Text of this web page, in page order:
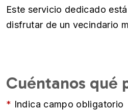
Este servicio dedicado
disfrutar de un vecindario
Cuéntanos qué
Indica campo obligatorio